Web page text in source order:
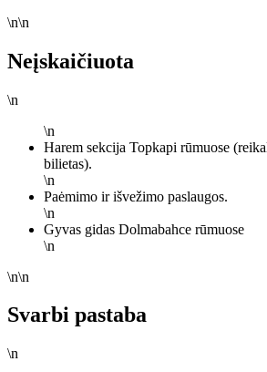
\n\n
Neįskaičiuota
\n
\n
Harem sekcija Topkapi rūmuose
bilietas).
\n
Paėmimo ir išvežimo paslaugos.
\n
Gyvas gidas Dolmabahce rūmuose
\n
\n\n
Svarbi pastaba
\n